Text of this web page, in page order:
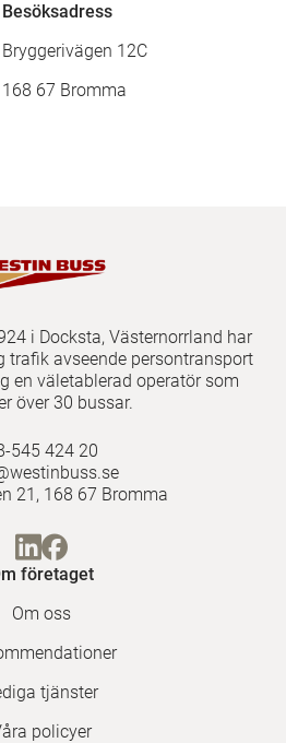
Besöksadress
Bryggerivägen 12C
168 67 Bromma
i Docksta, Västernorrland har
trafik avseende persontransport
en väletablerad operatör som
över 30 bussar.
545 424 20
21, 168 67 Bromma
företaget
Om oss
tjänster
policyer